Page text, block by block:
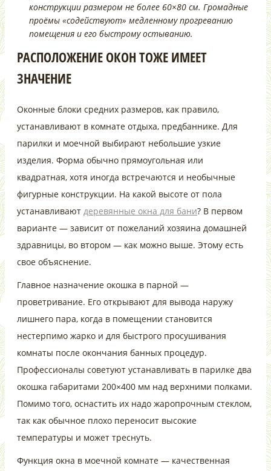
конструкции размером не более 60×80 см. Громадные
проёмы «содействуют» медленному прогреванию
помещения и его быстрому остыванию.
РАСПОЛОЖЕНИЕ ОКОН ТОЖЕ ИМЕЕТ
ЗНАЧЕНИЕ
Оконные блоки средних размеров, как правило,
устанавливают в комнате отдыха, предбаннике. Для
парилки и моечной выбирают небольшие узкие
изделия. Форма обычно прямоугольная или
квадратная, хотя иногда встречаются и необычные
фигурные конструкции. На какой высоте от пола
устанавливают деревянные окна для бани? В первом
варианте — зависит от пожеланий хозяина домашней
здравницы, во втором — как можно выше. Этому есть
свое объяснение.
Главное назначение окошка в парной —
проветривание. Его открывают для вывода наружу
лишнего пара, когда в помещении становится
нестерпимо жарко и для быстрого просушивания
комнаты после окончания банных процедур.
Профессионалы советуют устанавливать в парилке два
окошка габаритами 200×400 мм над верхними полками.
Помимо того, оснастить их надо жаропрочным стеклом,
так как обычное плохо переносит высокие
температуры и может треснуть.
Функция окна в моечной комнате — качественная